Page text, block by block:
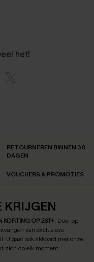
het!
RETOURNEREN BINNEN 30
DAGEN
VOUCHERS & PROMOTIES
KRIJGEN
KORTING OP 2ST+. Door op
van exclusieve
U gaat ook akkoord met onze
zich op elk moment